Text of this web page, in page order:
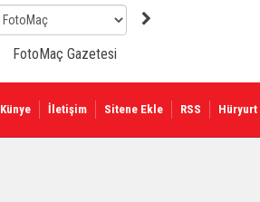
Künye İletişim Sitene Ekle RSS Hüryurt